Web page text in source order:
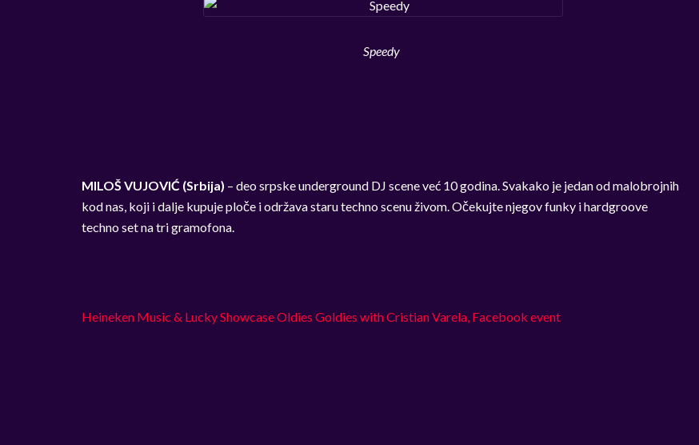
Speedy
MILOŠ VUJOVIĆ (Srbija) – deo srpske underground DJ scene već 10 godina. Svakako je jedan od malobrojnih
kod nas, koji i dalje kupuje ploče i održava staru techno scenu živom. Očekujte njegov funky i hardgroove
techno set na tri gramofona.
Heineken Music & Lucky Showcase Oldies Goldies with Cristian Varela, Facebook event